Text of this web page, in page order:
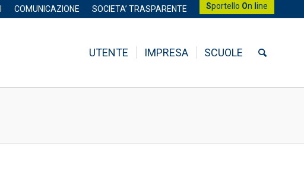
COMUNICAZIONE SOCIETA’ TRASPARENTE Sportello On ine
UTENTE IMPRESA SCUOLE